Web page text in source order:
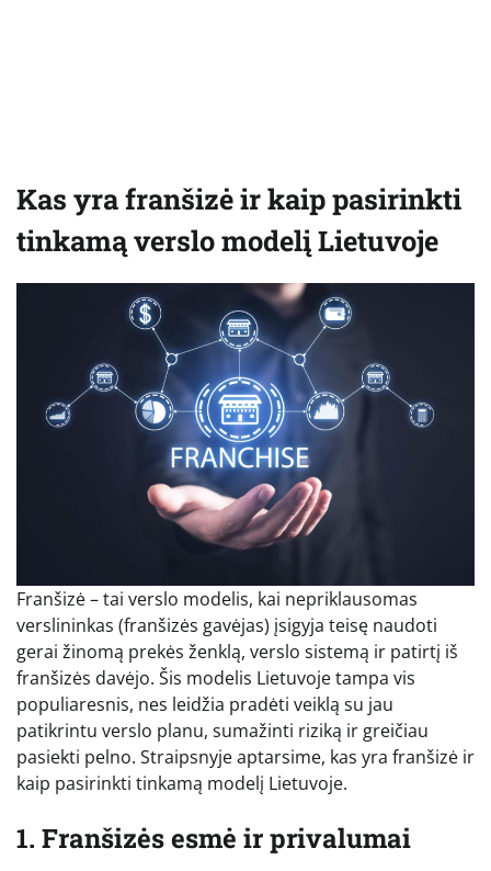
Kas yra franšizė ir kaip pasirinkti
tinkamą verslo modelį Lietuvoje
Franšizė – tai verslo modelis, kai nepriklausomas
verslininkas (franšizės gavėjas) įsigyja teisę naudoti
gerai žinomą prekės ženklą, verslo sistemą ir patirtį iš
franšizės davėjo. Šis modelis Lietuvoje tampa vis
populiaresnis, nes leidžia pradėti veiklą su jau
patikrintu verslo planu, sumažinti riziką ir greičiau
pasiekti pelno. Straipsnyje aptarsime, kas yra franšizė ir
kaip pasirinkti tinkamą modelį Lietuvoje.
1. Franšizės esmė ir privalumai